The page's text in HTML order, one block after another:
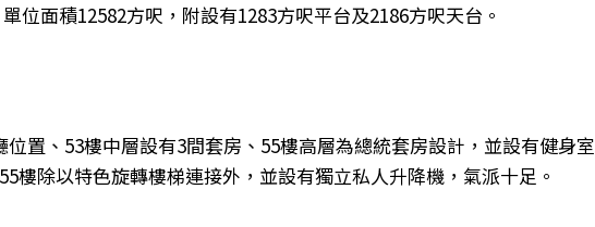
位面積12582方呎，附設有1283方呎平台及2186方呎天台。
置、53樓中層設有3間套房、55樓高層為總統套房設計，並設有健身室
樓除以特色旋轉樓梯連接外，並設有獨立私人升降機，氣派十足。